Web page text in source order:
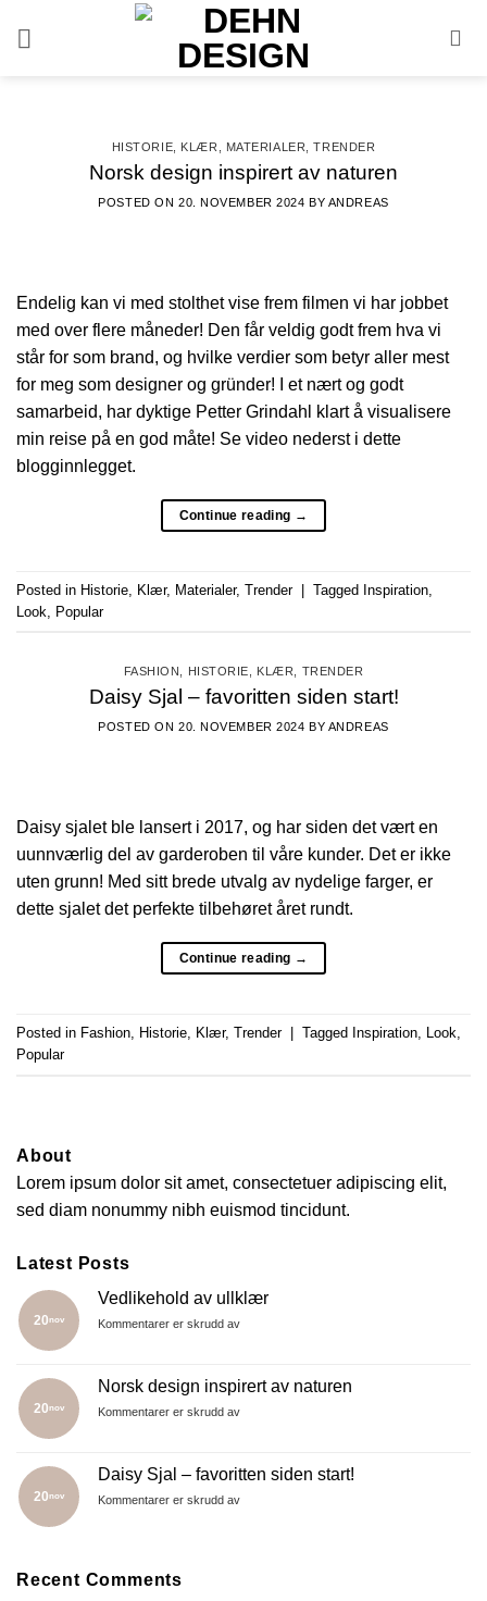
HISTORIE KLÆR MATERIALER ,TRENDER
Norsk design inspirert av naturen
POSTED ON 20. NOVEMBER 2024 BY ANDREAS
Endelig kan vi med stolthet vise frem filmen vi har jobbet
med over flere måneder! Den får veldig godt frem hva vi
står for som brand, og hvilke verdier som betyr aller mest
for meg som designer og gründer! I et nært og godt
samarbeid, har dyktige Petter Grindahl klart å visualisere
min reise på en god måte! Se video nederst i dette
blogginnlegget.
Continue reading →
Posted in Historie Klær, Materialer, Trender | Tagged Inspiration
Look
Popular
FASHION HISTORIE KLÆR TRENDER
Daisy Sjal – favoritten siden start!
POSTED ON 20. NOVEMBER 2024 BY ANDREAS
Daisy sjalet ble lansert i 2017, og har siden det vært en
uunnværlig del av garderoben til våre kunder. Det er ikke
uten grunn! Med sitt brede utvalg av nydelige farger, er
dette sjalet det perfekte tilbehøret året rundt.
Continue reading →
Posted in Fashion Historie Klær, Trender Tagged Inspiration Look
Popular
About
Lorem ipsum dolor sit amet, consectetuer adipiscing elit,
sed diam nonummy nibh euismod tincidunt.
Latest Posts
20nov
Vedlikehold av ullklær
Kommentarer er skrudd avfor
ullklær
20nov
Norsk design inspirert av naturen
Kommentarer er skrudd avfor
inspirert
av
naturen
20nov
Daisy Sjal – favoritten siden start!
Kommentarer er skrudd avfor
Recent Comments